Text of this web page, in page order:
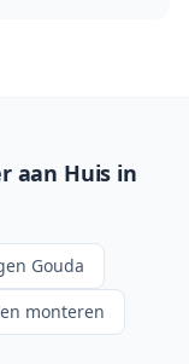
aan Huis in
Gouda
monteren